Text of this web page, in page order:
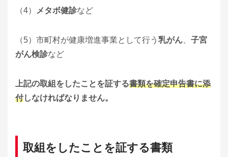
（4） メタボ健診など
（5）市町村が健康増進事業として行う 乳がん
子宮
がん検診など
上記の取組をしたことを証する書類を確定申告書に添
付しなければなりません。
取組をしたことを証する書類